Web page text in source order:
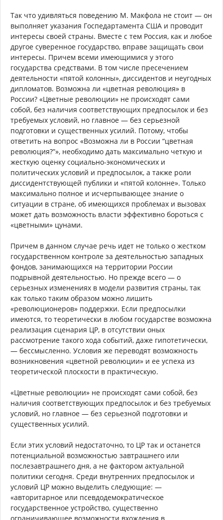
Так что удивляться поведению М. Макфола не стоит — он
выполняет указания Госпедартамента США и проводит
интересы своей страны. Вместе с тем Россия, как и любое
другое суверенное государство, вправе защищать свои
интересы. Причем всеми имеющимися у этого
государства средствами. В том числе пресечением
деятельности «пятой колонны», диссидентов и неугодных
дипломатов. Возможна ли «цветная революция» в
России? «Цветные революции» не происходят сами
собой, без наличия соответствующих предпосылок и без
требуемых условий, но главное — без серьезной
подготовки и существенных усилий. Потому, чтобы
ответить на вопрос «Возможна ли в России “цветная
революция?”», необходимо дать максимально четкую и
жесткую оценку социально-экономических и
политических условий и предпосылок, а также роли
диссидентствующей публики и «пятой колонне». Только
максимально полное и исчерпывающее знание о
ситуации в стране, об имеющихся проблемах и вызовах
может дать возможность власти эффективно бороться с
«цветными» цунами.
Причем в данном случае речь идет не только о жестком
государственном контроле за деятельностью западных
фондов, занимающихся на территории России
подрывной деятельностью. Но прежде всего — о
серьезных изменениях в модели развития страны, так
как только таким образом можно лишить
«революционеров» поддержки. Если предпосылки
имеются, то теоретически в любом государстве возможна
реализация сценария ЦР, в отсутствии оных
рассмотрение такого хода событий, даже гипотетически,
— бессмысленно. Условия же переводят возможность
возникновения «цветной революции» и ее успеха из
теоретической плоскости в практическую.
«Цветные революции» не происходят сами собой, без
наличия соответствующих предпосылок и без требуемых
условий, но главное — без серьезной подготовки и
существенных усилий.
Если этих условий недостаточно, то ЦР так и останется
потенциальной возможностью завтрашнего или
послезавтрашнего дня, а не фактором актуальной
политики сегодня. Среди внутренних предпосылок и
условий ЦР можно выделить следующие: —
«авторитарное или псевдодемократическое
государственное устройство, существенно